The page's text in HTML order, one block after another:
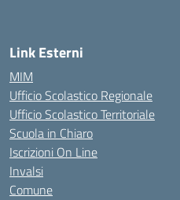
Link Esterni
MIM
Ufficio Scolastico Regionale
Ufficio Scolastico Territoriale
Scuola in Chiaro
Iscrizioni On Line
Invalsi
Comune